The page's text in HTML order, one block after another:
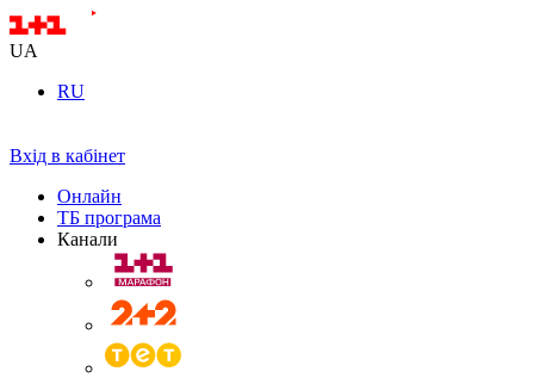
UA
RU
Вхід в кабінет
Онлайн
ТБ програма
Канали